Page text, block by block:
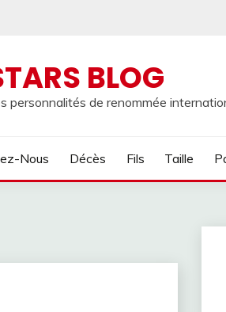
BLOG
personnalités de renommée
Nous Décès Fils Taille